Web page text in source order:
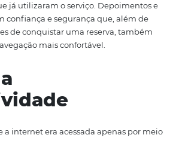
no Google e em outras
para as perguntas implícitas nas
nas pesquisas
aumentando suas
e na interação com oconteúdo